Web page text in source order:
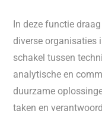
In deze functie
diverse organisaties
schakel tussen
analytische en
duurzame
taken en